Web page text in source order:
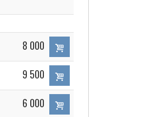
8 000
9 500
6 000